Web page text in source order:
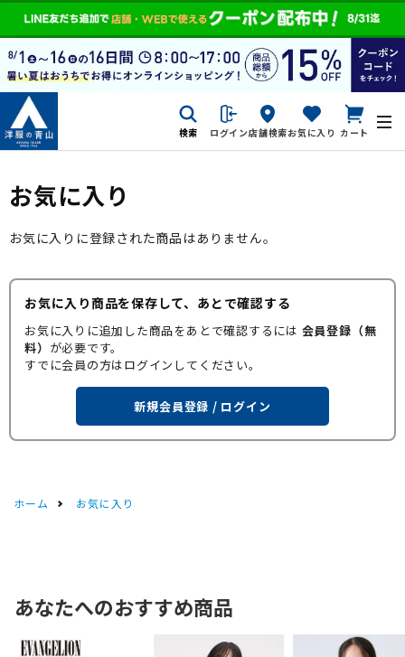
検索 ログイン店舗検索お気に入り カート
お気に入り
お気に入りに登録された商品はありません。
お気に入り商品を保存して、あとで確認する
お気に入りに追加した商品をあとで確認するには 会員登録（無
料） が必要です。
すでに会員の方はログインしてください。
新規会員登録 / ログイン
ホーム お気に入り